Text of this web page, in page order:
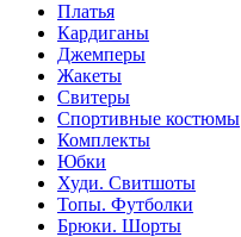
Платья
Кардиганы
Джемперы
Жакеты
Свитеры
Спортивные костюмы
Комплекты
Юбки
Худи. Свитшоты
Топы. Футболки
Брюки. Шорты